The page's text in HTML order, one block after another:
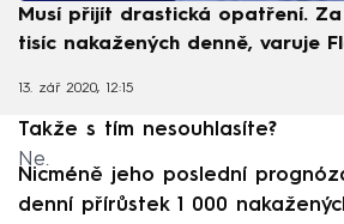
Musí přijít drastická opatření. Za
tisíc nakažených denně, varuje
13. zář 2020, 12:15
Takže s tím nesouhlasíte?
Ne.
Nicméně jeho poslední
denní přírůstek 1 000